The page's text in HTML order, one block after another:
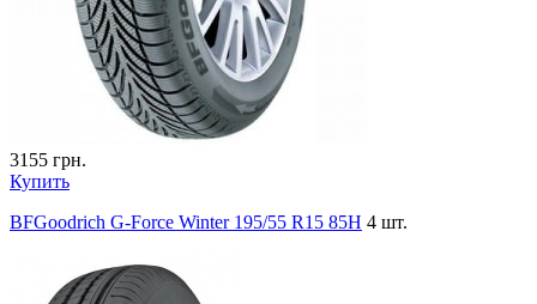
3155 грн.
Купить
BFGoodrich G-Force Winter 195/55 R15 85H 4 шт.